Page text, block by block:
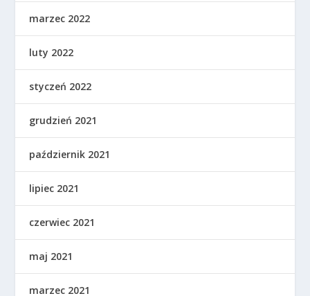
marzec 2022
luty 2022
styczeń 2022
grudzień 2021
październik 2021
lipiec 2021
czerwiec 2021
maj 2021
marzec 2021